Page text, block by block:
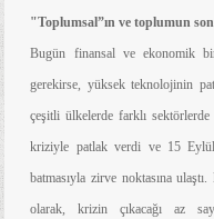
"Toplumsal”ın ve toplumun
Bugün finansal ve ekonomik
gerekirse, yüksek teknolojinin
çeşitli ülkelerde farklı
kriziyle patlak verdi ve 15
batmasıyla zirve noktasına
olarak, krizin çıkacağı az